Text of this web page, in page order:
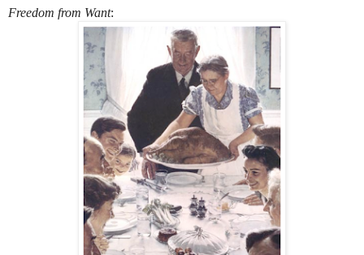
Freedom from Want: